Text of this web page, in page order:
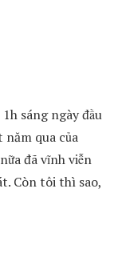
sáng ngày đầu
qua của
đã vĩnh viễn
Còn tôi thì sao,